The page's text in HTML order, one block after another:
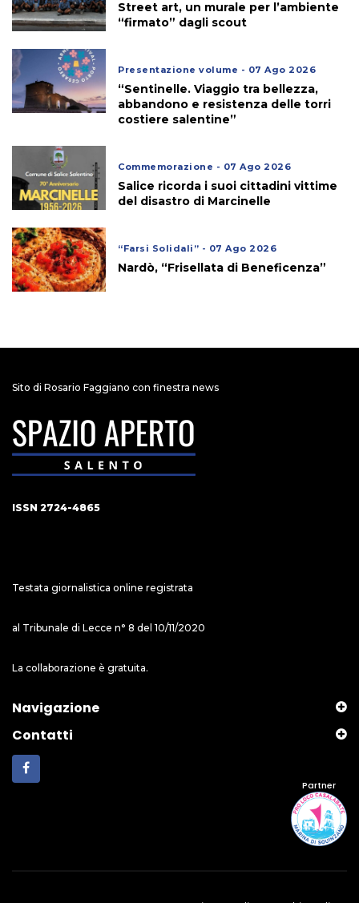
Street art, un murale per l’ambiente
“firmato” dagli scout
Presentazione volume - 07 Ago 2026
“Sentinelle. Viaggio tra bellezza,
abbandono e resistenza delle torri
costiere salentine”
Commemorazione - 07 Ago 2026
Salice ricorda i suoi cittadini vittime
del disastro di Marcinelle
“Farsi Solidali” - 07 Ago 2026
Nardò, “Frisellata di Beneficenza”
Sito di Rosario Faggiano con finestra news
ISSN 2724-4865
Testata giornalistica online registrata
al Tribunale di Lecce n° 8 del 10/11/2020
La collaborazione è gratuita.
Navigazione
Contatti
Partner